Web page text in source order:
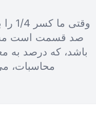
باشد، که درصد به
محاسبات،